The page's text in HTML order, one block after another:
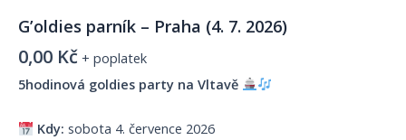
G’oldies parník – Praha (4. 7. 2026)
0,00 Kč + poplatek
5hodinová goldies party na Vltavě
Kdy: sobota 4. července 2026